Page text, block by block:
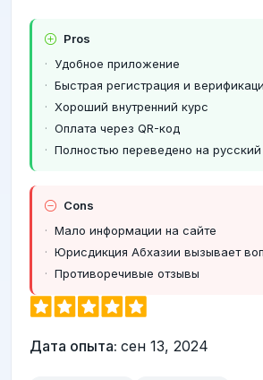
Pros
Удобное приложение
Быстрая регистрация и
Хороший внутренний курс
Оплата через QR-код
Полностью переведено на русский
Cons
Мало информации на сайте
Юрисдикция Абхазии вызывает
Противоречивые отзывы
Дата опыта: сен 13, 2024